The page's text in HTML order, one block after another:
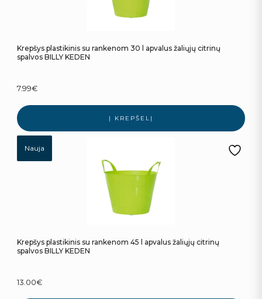
Krepšys plastikinis su rankenom 30 l apvalus žaliųjų citrinų
spalvos BILLY KEDEN
7.99€
Į KREPŠELĮ
Nauja
Krepšys plastikinis su rankenom 45 l apvalus žaliųjų citrinų
spalvos BILLY KEDEN
13.00€